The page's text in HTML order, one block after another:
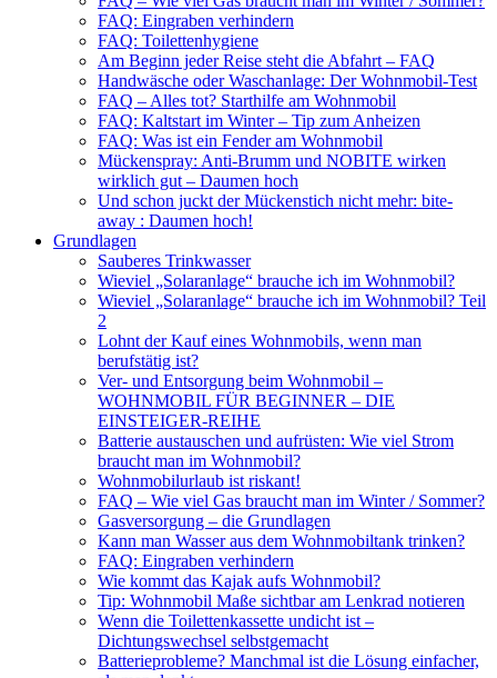
FAQ: Eingraben verhindern
FAQ: Toilettenhygiene
Am Beginn jeder Reise steht die Abfahrt – FAQ
Handwäsche oder Waschanlage: Der Wohnmobil-Test
FAQ – Alles tot? Starthilfe am Wohnmobil
FAQ: Kaltstart im Winter – Tip zum Anheizen
FAQ: Was ist ein Fender am Wohnmobil
Mückenspray: Anti-Brumm und NOBITE wirken
wirklich gut – Daumen hoch
Und schon juckt der Mückenstich nicht mehr: bite-
away : Daumen hoch!
Grundlagen
Sauberes Trinkwasser
Wieviel „Solaranlage“ brauche ich im Wohnmobil?
Wieviel „Solaranlage“ brauche ich im Wohnmobil? Teil
2
Lohnt der Kauf eines Wohnmobils, wenn man
berufstätig ist?
Ver- und Entsorgung beim Wohnmobil –
WOHNMOBIL FÜR BEGINNER – DIE
EINSTEIGER-REIHE
Batterie austauschen und aufrüsten: Wie viel Strom
braucht man im Wohnmobil?
Wohnmobilurlaub ist riskant!
FAQ – Wie viel Gas braucht man im Winter / Sommer?
Gasversorgung – die Grundlagen
Kann man Wasser aus dem Wohnmobiltank trinken?
FAQ: Eingraben verhindern
Wie kommt das Kajak aufs Wohnmobil?
Tip: Wohnmobil Maße sichtbar am Lenkrad notieren
Wenn die Toilettenkassette undicht ist –
Dichtungswechsel selbstgemacht
Batterieprobleme? Manchmal ist die Lösung einfacher,